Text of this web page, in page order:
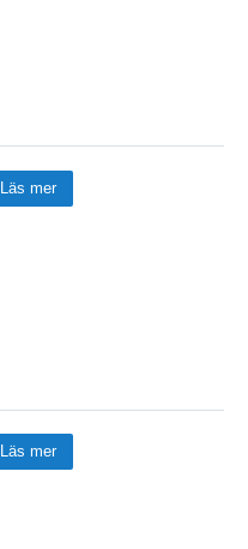
Läs mer
Läs mer